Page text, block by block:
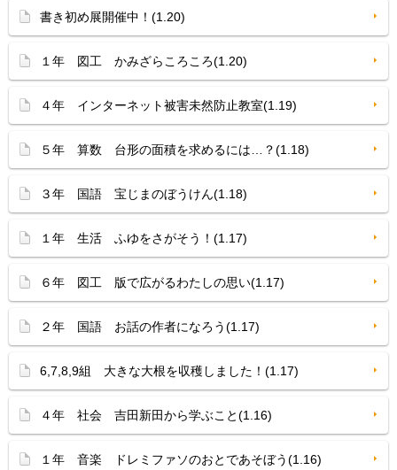
書き初め展開催中！(1.20)
１年 図工 かみざらころころ(1.20)
４年 インターネット被害未然防止教室(1.19)
５年 算数 台形の面積を求めるには…？(1.18)
３年 国語 宝じまのぼうけん(1.18)
１年 生活 ふゆをさがそう！(1.17)
６年 図工 版で広がるわたしの思い(1.17)
２年 国語 お話の作者になろう(1.17)
6,7,8,9組 大きな大根を収穫しました！(1.17)
４年 社会 吉田新田から学ぶこと(1.16)
１年 音楽 ドレミファソのおとであそぼう(1.16)